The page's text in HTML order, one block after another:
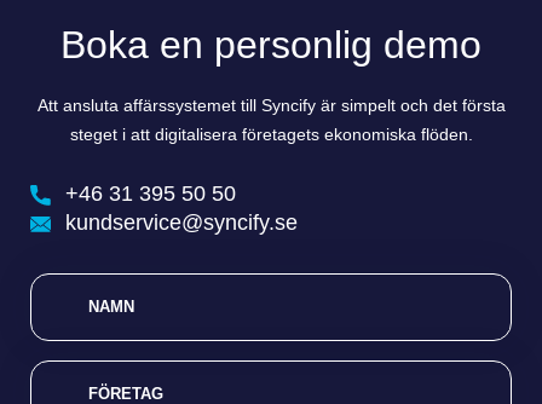
Boka en personlig demo
Att ansluta affärssystemet till Syncify är simpelt och det första
steget i att digitalisera företagets ekonomiska flöden.
+46 31 395 50 50
kundservice@syncify.se
NAMN
FÖRETAG